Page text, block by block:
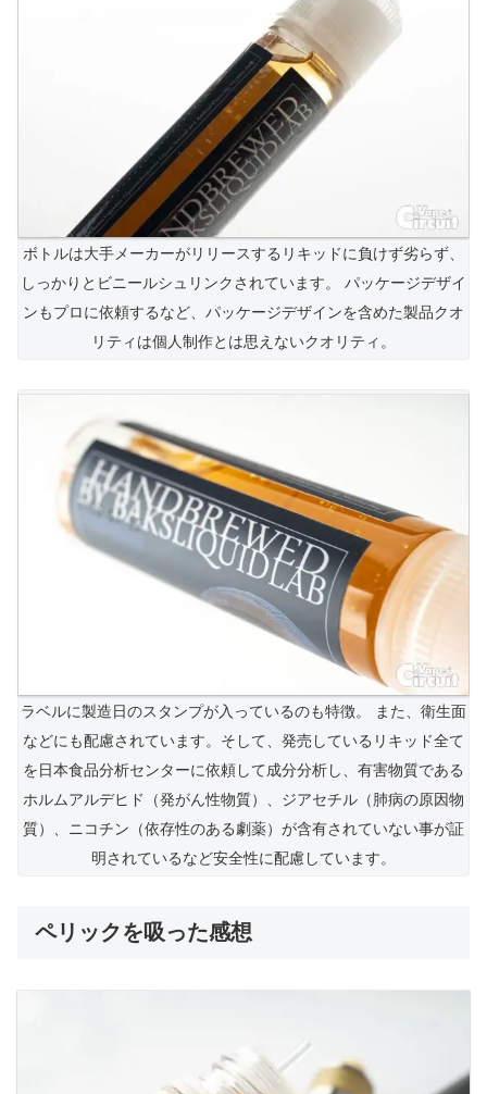
ボトルは大手メーカーがリリースするリキッドに負けず劣らず、
しっかりとビニールシュリンクされています。 パッケージデザイ
ンもプロに依頼するなど、パッケージデザインを含めた製品クオ
リティは個人制作とは思えないクオリティ。
ラベルに製造日のスタンプが入っているのも特徴。 また、衛生面
などにも配慮されています。そして、発売しているリキッド全て
を日本食品分析センターに依頼して成分分析し、有害物質である
ホルムアルデヒド（発がん性物質）、ジアセチル（肺病の原因物
質）、ニコチン（依存性のある劇薬）が含有されていない事が証
明されているなど安全性に配慮しています。
ペリックを吸った感想